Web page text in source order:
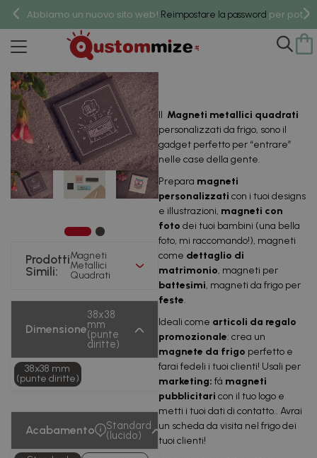
Abbiamo un nuovo sito web! Reimpostare la password per poter
Magneti Metallici Quadrati
Prodotti
Simili:
Magneti
Metallici
Quadrati
Dimensione
38x38
mm
(punte
diritte)
38x38 mm
(punte diritte)
Acabamento Standard
(lucido)
Il Magneti metallici quadrati
personalizzati da frigo, sono il
gadget perfetto per “entrare”
nelle case della gente.
Prepara magneti
personalizzati con i tuoi designs
e illustrazioni, magneti con
foto dei tuoi bambini (una bella
foto, mi raccomando!), magneti
come dettaglio di
matrimonio, magneti per
battesimi, magneti da frigo per
feste.
Ideali come articoli da regalo
promozionale: crea un
magnete da frigo perfetto e
farai fedeli i tuoi clienti! Usali per
marketing: fá magneti
pubblicitari con il tuo logo e
metti i tuoi dati di contatto.. Avrai
un scheda da visita nel frigo dei
tuoi clienti!